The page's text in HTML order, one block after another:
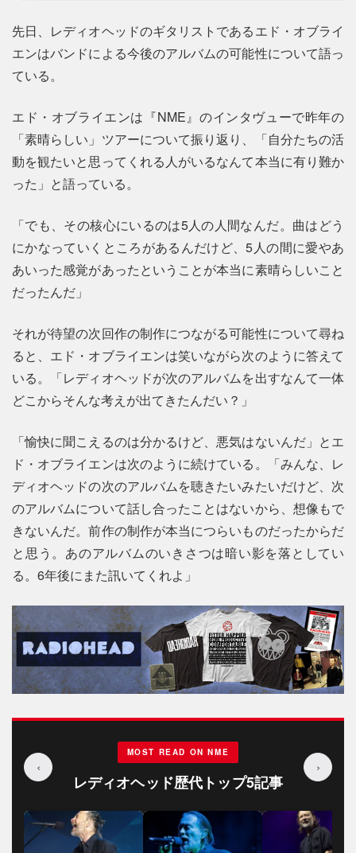
先日、レディオヘッドのギタリストであるエド・オブライ
エンはバンドによる今後のアルバムの可能性について語っ
ている。
エド・オブライエンは『NME』のインタヴューで昨年の
「素晴らしい」ツアーについて振り返り、「自分たちの活
動を観たいと思ってくれる人がいるなんて本当に有り難か
った」と語っている。
「でも、その核心にいるのは5人の人間なんだ。曲はどう
にかなっていくところがあるんだけど、5人の間に愛やあ
あいった感覚があったということが本当に素晴らしいこと
だったんだ」
それが待望の次回作の制作につながる可能性について尋ね
ると、エド・オブライエンは笑いながら次のように答えて
いる。「レディオヘッドが次のアルバムを出すなんて一体
どこからそんな考えが出てきたんだい？」
「愉快に聞こえるのは分かるけど、悪気はないんだ」とエ
ド・オブライエンは次のように続けている。「みんな、レ
ディオヘッドの次のアルバムを聴きたいみたいだけど、次
のアルバムについて話し合ったことはないから、想像もで
きないんだ。前作の制作が本当につらいものだったからだ
と思う。あのアルバムのいきさつは暗い影を落としてい
る。6年後にまた訊いてくれよ」
‹
MOST READ ON NME
レディオヘッド歴代トップ5記事
›